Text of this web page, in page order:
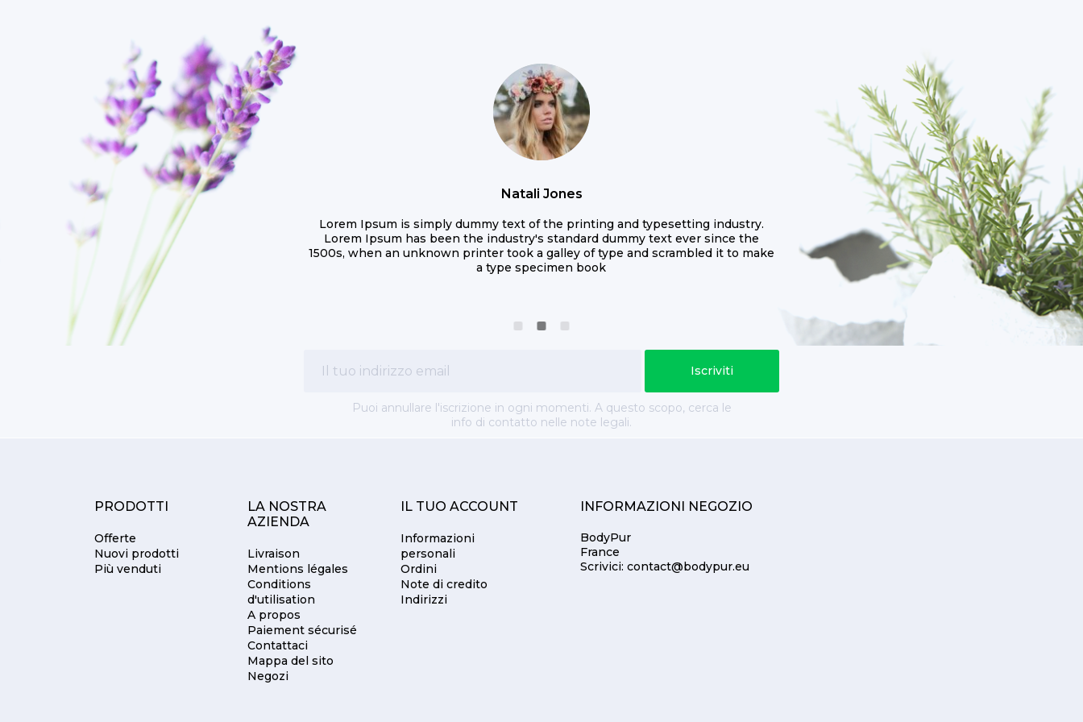
Natali Jones
Lorem Ipsum is simply dummy text of the printing and typesetting industry.
Lorem Ipsum has been the industry's standard dummy text ever since the
1500s, when an unknown printer took a galley of type and scrambled it to make
a type specimen book
Puoi annullare l'iscrizione in ogni momenti. A questo scopo, cerca le
info di contatto nelle note legali.
PRODOTTI
Offerte
Nuovi prodotti
Più venduti
LA NOSTRA
AZIENDA
Livraison
Mentions légales
Conditions
d'utilisation
A propos
Paiement sécurisé
Contattaci
Mappa del sito
Negozi
IL TUO ACCOUNT
Informazioni
personali
Ordini
Note di credito
Indirizzi
INFORMAZIONI NEGOZIO
BodyPur
France
Scrivici: contact@bodypur.eu